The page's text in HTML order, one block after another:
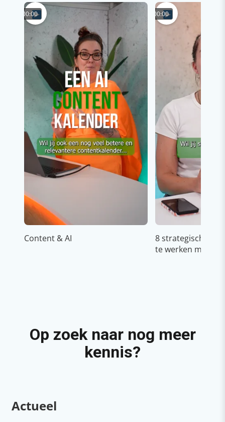
00:00
Content & AI
00:00
8 strategische
te werken met
Op zoek naar nog meer
kennis?
Actueel